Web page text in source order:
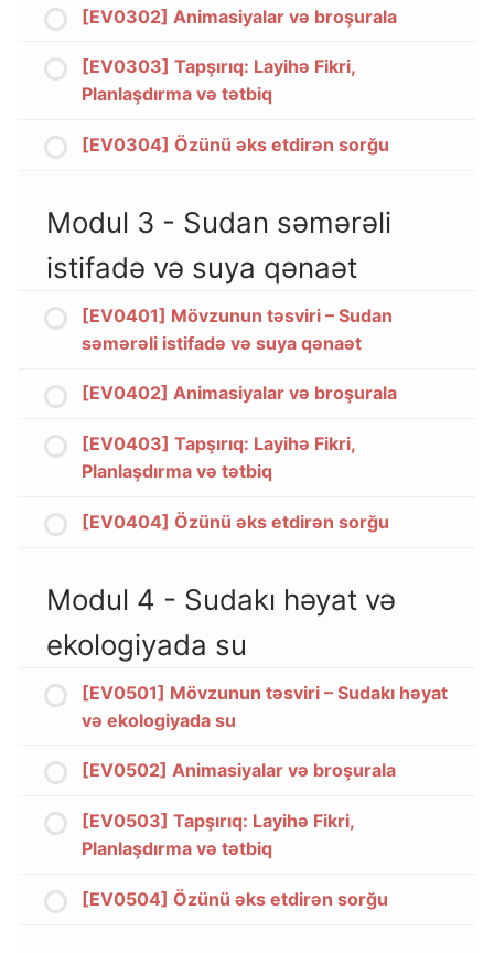
[EV0302] Animasiyalar və broşurala
[EV0303] Tapşırıq: Layihə Fikri,
Planlaşdırma və tətbiq
[EV0304] Özünü əks etdirən sorğu
Modul 3 - Sudan səmərəli
istifadə və suya qənaət
[EV0401] Mövzunun təsviri – Sudan
səmərəli istifadə və suya qənaət
[EV0402] Animasiyalar və broşurala
[EV0403] Tapşırıq: Layihə Fikri,
Planlaşdırma və tətbiq
[EV0404] Özünü əks etdirən sorğu
Modul 4 - Sudakı həyat və
ekologiyada su
[EV0501] Mövzunun təsviri – Sudakı həyat
və ekologiyada su
[EV0502] Animasiyalar və broşurala
[EV0503] Tapşırıq: Layihə Fikri,
Planlaşdırma və tətbiq
[EV0504] Özünü əks etdirən sorğu